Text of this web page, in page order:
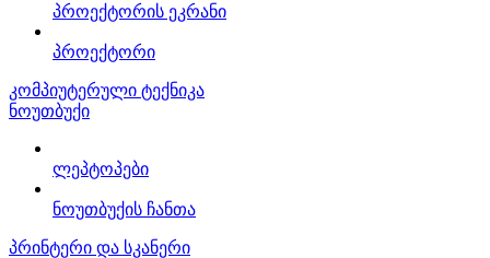
პროექტორის ეკრანი
პროექტორი
კომპიუტერული ტექნიკა
ნოუთბუქი
ლეპტოპები
ნოუთბუქის ჩანთა
პრინტერი და სკანერი